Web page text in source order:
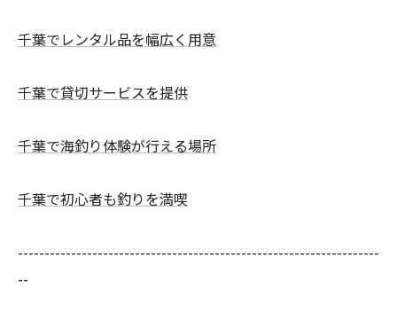
千葉でレンタル品を幅広く用意
千葉で貸切サービスを提供
千葉で海釣り体験が行える場所
千葉で初心者も釣りを満喫
--------------------------------------------------------------------
--